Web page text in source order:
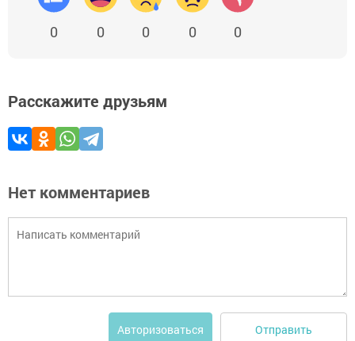
0 0 0 0 0
Расскажите друзьям
Нет комментариев
Авторизоваться Отправить